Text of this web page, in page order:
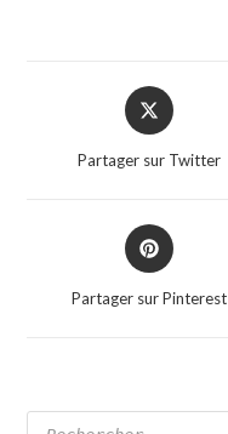
Partager sur Twitter
Partager sur Pinterest